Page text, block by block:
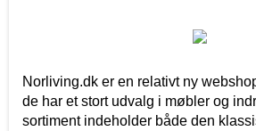
Norliving.dk er en relativt ny
de har et stort udvalg i møbler og
sortiment indeholder både den